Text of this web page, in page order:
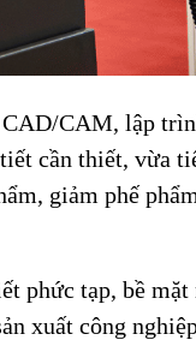
CAM, lập
cần thiết, vừa
giảm phế
phức tạp, bề mặt
xuất công